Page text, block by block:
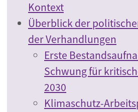
Kontext
Überblick der
der Verhandlungen
Erste
Schwung für
2030
Klimaschutz-